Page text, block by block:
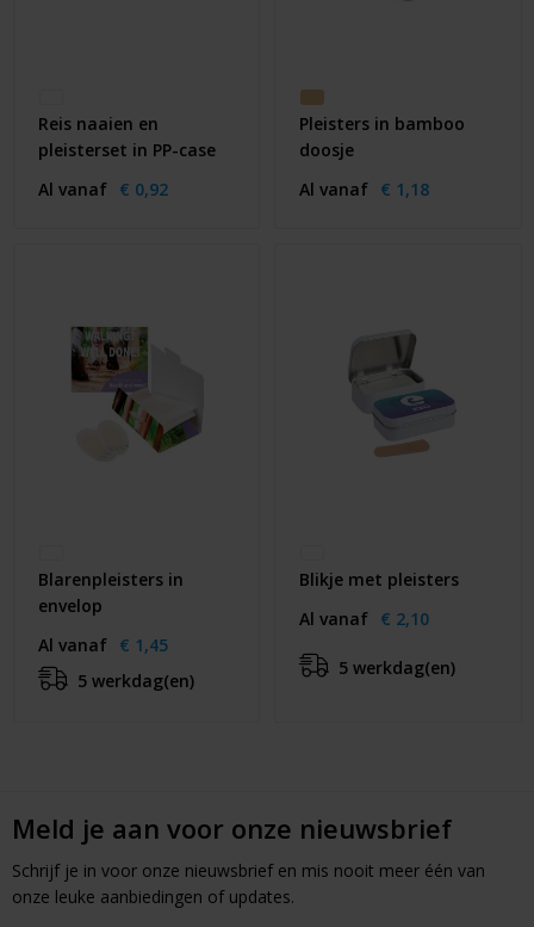
Reis naaien en
pleisterset in PP-case
Al vanaf € 0,92
Pleisters in bamboo
doosje
Al vanaf € 1,18
Blarenpleisters in
envelop
Al vanaf € 1,45
5 werkdag(en)
Blikje met pleisters
Al vanaf € 2,10
5 werkdag(en)
Meld je aan voor onze nieuwsbrief
Schrijf je in voor onze nieuwsbrief en mis nooit meer één van
onze leuke aanbiedingen of updates.